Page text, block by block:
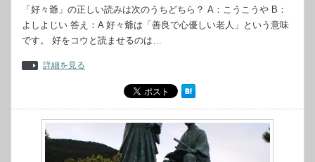
「好々爺」の正しい読みは次のうちどちら？ A：こうこうや B：
よしよじい 答え：A 好々爺は「善良で心優しい老人」という意味
です。 好をコウと読ませるのは…
詳細を見る